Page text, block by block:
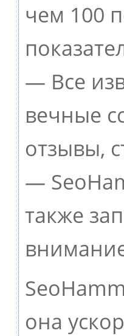
чем 100
— Все
вечные
отзывы,
—
также
она